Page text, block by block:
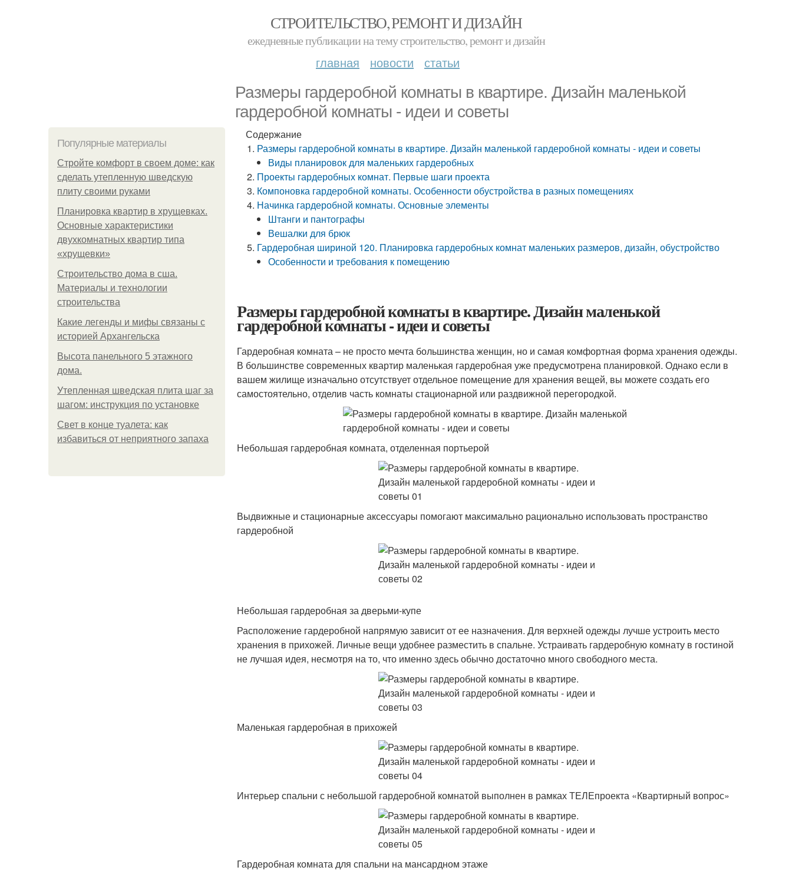
СТРОИТЕЛЬСТВО, РЕМОНТ И ДИЗАЙН
ежедневные публикации на тему строительство, ремонт и дизайн
главная новости статьи
Размеры гардеробной комнаты в квартире. Дизайн маленькой
гардеробной комнаты - идеи и советы
Популярные материалы
Стройте комфорт в своем доме: как
сделать утепленную шведскую
плиту своими руками
Планировка квартир в хрущевках.
Основные характеристики
двухкомнатных квартир типа
«хрущевки»
Строительство дома в сша.
Материалы и технологии
строительства
Какие легенды и мифы связаны с
историей Архангельска
Высота панельного 5 этажного
дома.
Утепленная шведская плита шаг за
шагом: инструкция по установке
Свет в конце туалета: как
избавиться от неприятного запаха
Содержание
Размеры гардеробной комнаты в квартире. Дизайн маленькой гардеробной комнаты - идеи и советы
Виды планировок для маленьких гардеробных
Проекты гардеробных комнат. Первые шаги проекта
Компоновка гардеробной комнаты. Особенности обустройства в разных помещениях
Начинка гардеробной комнаты. Основные элементы
Штанги и пантографы
Вешалки для брюк
Гардеробная шириной 120. Планировка гардеробных комнат маленьких размеров, дизайн, обустройство
Особенности и требования к помещению
Размеры гардеробной комнаты в квартире. Дизайн маленькой
гардеробной комнаты - идеи и советы
Гардеробная комната – не просто мечта большинства женщин, но и самая комфортная форма хранения одежды.
В большинстве современных квартир маленькая гардеробная уже предусмотрена планировкой. Однако если в
вашем жилище изначально отсутствует отдельное помещение для хранения вещей, вы можете создать его
самостоятельно, отделив часть комнаты стационарной или раздвижной перегородкой.
Небольшая гардеробная комната, отделенная портьерой
Выдвижные и стационарные аксессуары помогают максимально рационально использовать пространство
гардеробной
Небольшая гардеробная за дверьми-купе
Расположение гардеробной напрямую зависит от ее назначения. Для верхней одежды лучше устроить место
хранения в прихожей. Личные вещи удобнее разместить в спальне. Устраивать гардеробную комнату в гостиной
не лучшая идея, несмотря на то, что именно здесь обычно достаточно много свободного места.
Маленькая гардеробная в прихожей
Интерьер спальни с небольшой гардеробной комнатой выполнен в рамках ТЕЛЕпроекта «Квартирный вопрос»
Гардеробная комната для спальни на мансардном этаже